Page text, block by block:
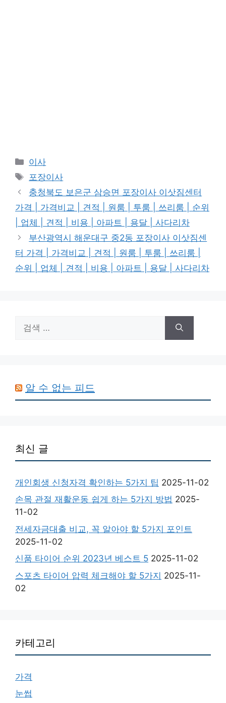
카
테
리
이사
태
그
포장이사
충청북도 보은군 삼승면 포장이사 이삿짐센터
가격 | 가격비교 | 견적 | 원룸 | 투룸 | 쓰리룸 | 순위
| 업체 | 견적 | 비용 | 아파트 | 용달 | 사다리차
부산광역시 해운대구 중2동 포장이사 이삿짐센
터 가격 | 가격비교 | 견적 | 원룸 | 투룸 | 쓰리룸 |
순위 | 업체 | 견적 | 비용 | 아파트 | 용달 | 사다리차
색:
알 수 없는 피드
최신 글
개인회생 신청자격 확인하는 5가지 팁 2025-11-02
손목 관절 재활운동 쉽게 하는 5가지 방법 2025-
11-02
전세자금대출 비교, 꼭 알아야 할 5가지 포인트
2025-11-02
신품 타이어 순위 2023년 베스트 5 2025-11-02
스포츠 타이어 압력 체크해야 할 5가지 2025-11-
02
카테고리
가격
눈썹